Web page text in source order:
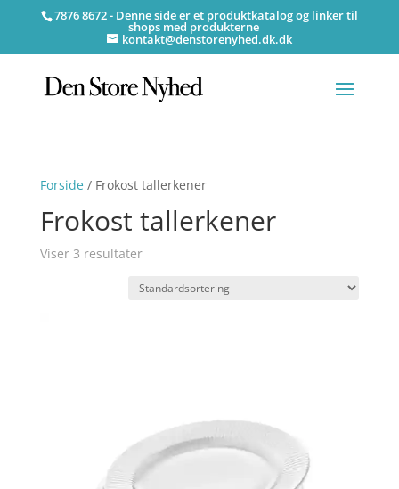
7876 8672 - Denne side er et produktkatalog og linker til
shops med produkterne
kontakt@denstorenyhed.dk.dk
Forside/ Frokost tallerkener
Frokost tallerkener
Viser 3 resultater